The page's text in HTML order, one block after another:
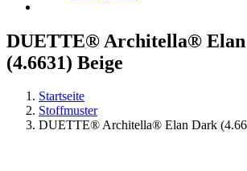
DUETTE® Architella®
(4.6631) Beige
Startseite
Stoffmuster
DUETTE® Architella® Elan Dark